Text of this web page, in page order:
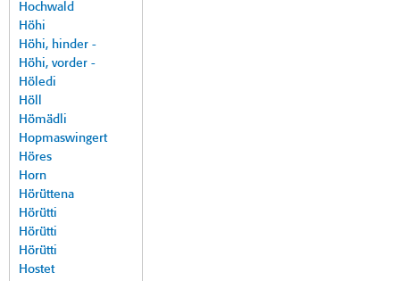
Hochwald
Höhi
Höhi, hinder -
Höhi, vorder -
Höledi
Höll
Hömädli
Hopmaswingert
Höres
Horn
Hörüttena
Hörütti
Hörütti
Hörütti
Hostet